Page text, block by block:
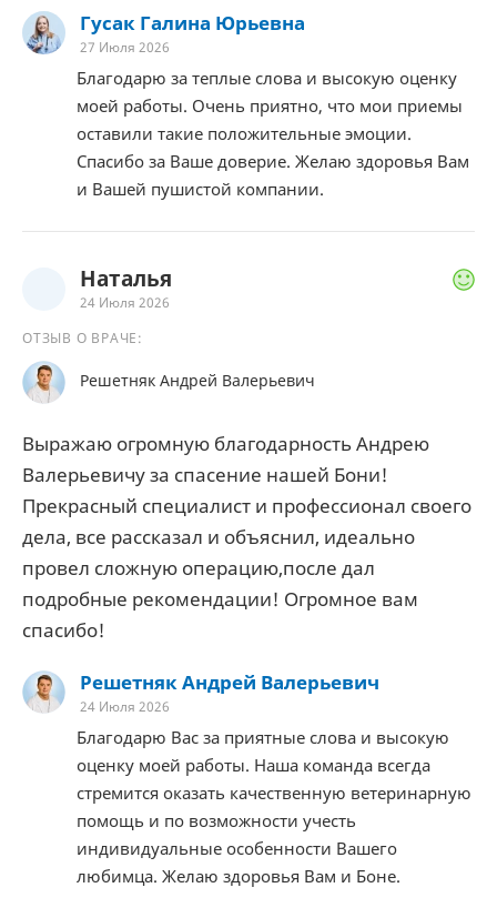
Гусак Галина Юрьевна
27 Июля 2026
Благодарю за теплые слова и высокую оценку
моей работы. Очень приятно, что мои приемы
оставили такие положительные эмоции.
Спасибо за Ваше доверие. Желаю здоровья Вам
и Вашей пушистой компании.
Наталья
24 Июля 2026
ОТЗЫВ О ВРАЧЕ:
Решетняк Андрей Валерьевич
Выражаю огромную благодарность Андрею
Валерьевичу за спасение нашей Бони!
Прекрасный специалист и профессионал своего
дела, все рассказал и объяснил, идеально
провел сложную операцию,после дал
подробные рекомендации! Огромное вам
спасибо!
Решетняк Андрей Валерьевич
24 Июля 2026
Благодарю Вас за приятные слова и высокую
оценку моей работы. Наша команда всегда
стремится оказать качественную ветеринарную
помощь и по возможности учесть
индивидуальные особенности Вашего
любимца. Желаю здоровья Вам и Боне.